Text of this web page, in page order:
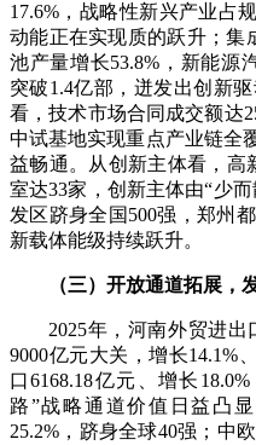
17.6%，战略性新兴产业占
动能正在实现质的跃升；集
池产量增长53.8%，新能源
突破1.4亿部，迸发出创新
看，技术市场合同成交额达
中试基地实现重点产业链全
益畅通。从创新主体看，高
室达33家，创新主体由“少
发区跻身全国500强，郑州
新载体能级持续跃升。
（三）开放通道拓展，
2025年，河南外贸进出
9000亿元大关，增长14.1%
口6168.18亿元、增长
路”战略通道价值日益凸
25.2%，跻身全球40强；中